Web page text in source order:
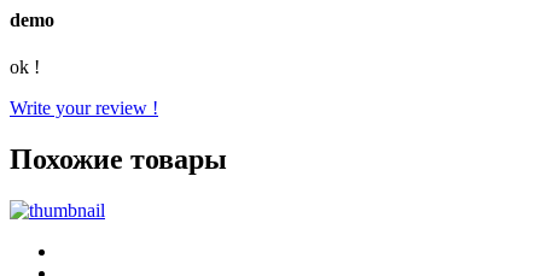
demo
ok !
Write your review !
Похожие товары